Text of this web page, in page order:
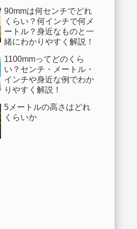
90mmは何センチでどれ
くらい？何インチで何メ
ートル？身近なものと一
緒にわかりやすく解説！
1100mmってどのくら
い？センチ・メートル・
インチや身近な例でわか
りやすく解説！
5メートルの高さはどれ
くらいか